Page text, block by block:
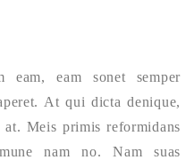
eam, eam sonet semper
At qui dicta denique,
Meis primis reformidans
nam no. Nam suas